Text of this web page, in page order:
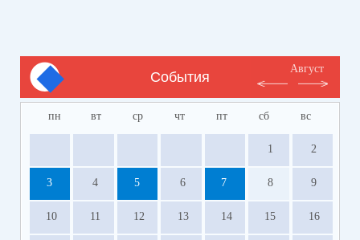
События
Август
пн вт ср чт пт сб вс
1 2
3 4 5 6 7 8 9
10 11 12 13 14 15 16